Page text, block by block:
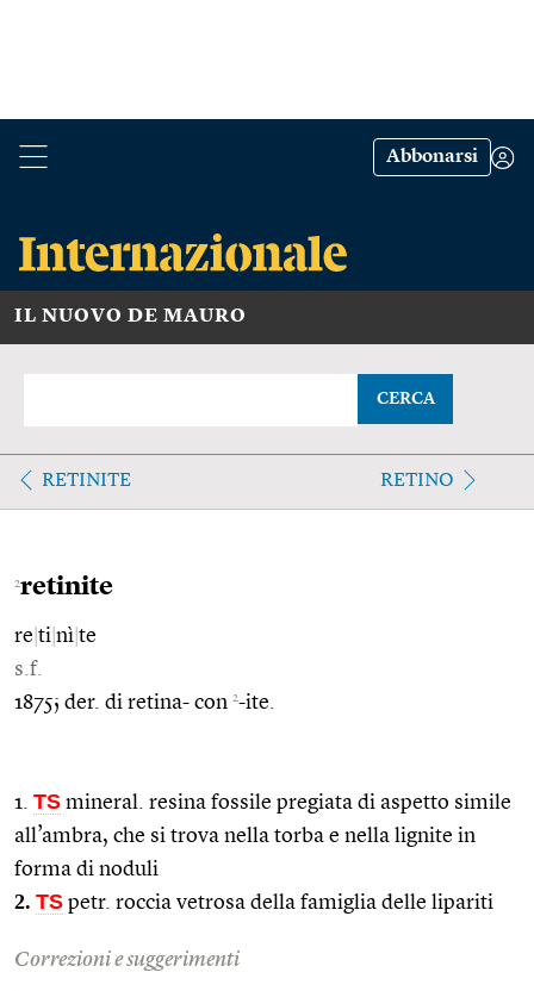
Abbonarsi
IL NUOVO DE MAURO
CERCA
RETINITE RETINO
2retinite
re ti nì te
s.f.
1875; der. di retina- con 2-ite.
1. TS mineral. resina fossile pregiata di aspetto simile
all’ambra, che si trova nella torba e nella lignite in
forma di noduli
2. TS petr. roccia vetrosa della famiglia delle lipariti
Correzioni e suggerimenti